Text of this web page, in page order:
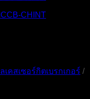
เคสเซอร์กิตเบรกเกอร์ /